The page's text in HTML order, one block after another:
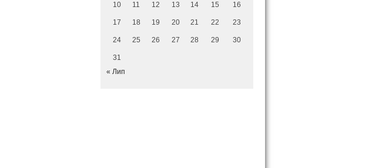
10 11 12 13 14 15 16
17 18 19 20 21 22 23
24 25 26 27 28 29 30
31
« Лип